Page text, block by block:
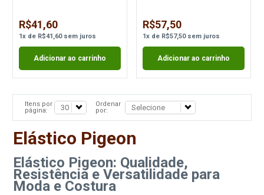
R$41,60
1x de R$41,60sem juros
Adicionar ao carrinho
R$57,50
1xde R$57,50sem juros
Adicionar ao carrinho
Itens por
página:
Ordenar
por:
Elástico Pigeon
Elástico Pigeon: Qualidade,
Resistência e Versatilidade para
Moda e Costura